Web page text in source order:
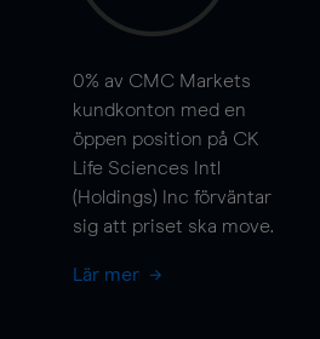
0% av CMC Markets
kundkonton med en
öppen position på CK
Life Sciences Intl
(Holdings) Inc förväntar
sig att priset ska move.
Lär mer